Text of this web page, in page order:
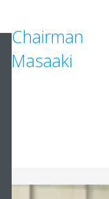
Chairman
Masaaki